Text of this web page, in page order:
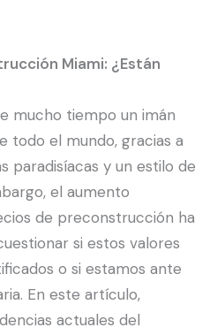
Miami: ¿Están
mucho tiempo un imán
todo el mundo, gracias a
paradisíacas y un estilo de
el aumento
de preconstrucción ha
si estos valores
o si estamos ante
En este artículo,
actuales del